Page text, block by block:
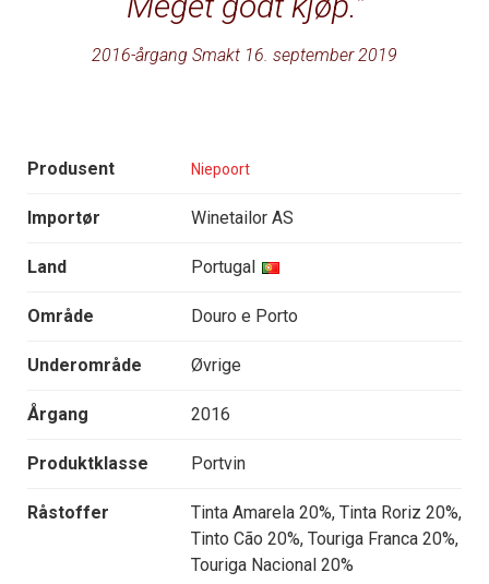
2016-årgang Smakt 16. september 2019
Produsent Niepoort
Importør Winetailor AS
Land Portugal
Område Douro e Porto
Underområde Øvrige
Årgang 2016
Produktklasse Portvin
Råstoffer
Tinta Amarela 20%, Tinta Roriz 20%,
Tinto Cão 20%, Touriga Franca 20%,
Touriga Nacional 20%